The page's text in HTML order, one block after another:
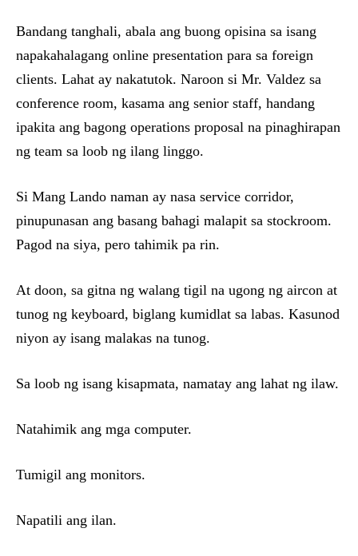
Bandang tanghali, abala ang buong opisina sa isang
napakahalagang online presentation para sa foreign
clients. Lahat ay nakatutok. Naroon si Mr. Valdez sa
conference room, kasama ang senior staff, handang
ipakita ang bagong operations proposal na pinaghirapan
ng team sa loob ng ilang linggo.
Si Mang Lando naman ay nasa service corridor,
pinupunasan ang basang bahagi malapit sa stockroom.
Pagod na siya, pero tahimik pa rin.
At doon, sa gitna ng walang tigil na ugong ng aircon at
tunog ng keyboard, biglang kumidlat sa labas. Kasunod
niyon ay isang malakas na tunog.
Sa loob ng isang kisapmata, namatay ang lahat ng ilaw.
Natahimik ang mga computer.
Tumigil ang monitors.
Napatili ang ilan.